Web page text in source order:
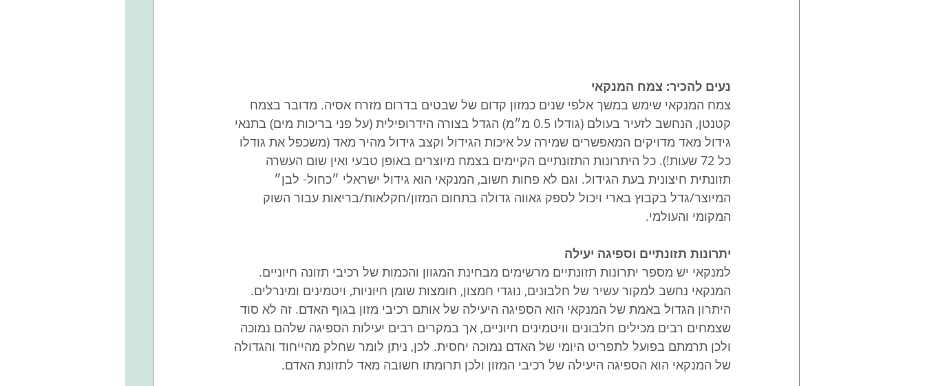
נעים להכיר: צמח המנקאי
צמח המנקאי שימש במשך אלפי שנים כמזון קדום של שבטים בדרום מזרח אסיה. מדובר בצמח
קטנטן, הנחשב לזעיר בעולם (גודלו 0.5 מ״מ) הגדל בצורה הידרופילית (על פני בריכות מים) בתנאי
גידול מאד מדויקים המאפשרים שמירה על איכות הגידול וקצב גידול מהיר מאד (משכפל את גודלו
כל 72 שעות!). כל היתרונות התזונתיים הקיימים בצמח מיוצרים באופן טבעי ואין שום העשרה
תזונתית חיצונית בעת הגידול. וגם לא פחות חשוב, המנקאי הוא גידול ישראלי ״כחול- לבן״
המיוצר/גדל בקבוץ בארי ויכול לספק גאווה גדולה בתחום המזון/חקלאות/בריאות עבור השוק
המקומי והעולמי.
יתרונות תזונתיים וספיגה יעילה
למנקאי יש מספר יתרונות תזונתיים מרשימים מבחינת המגוון והכמות של רכיבי תזונה חיוניים.
המנקאי נחשב למקור עשיר של חלבונים, נוגדי חמצון, חומצות שומן חיוניות, ויטמינים ומינרלים.
היתרון הגדול באמת של המנקאי הוא הספיגה היעילה של אותם רכיבי מזון בגוף האדם. זה לא סוד
שצמחים רבים מכילים חלבונים וויטמינים חיוניים, אך במקרים רבים יעילות הספיגה שלהם נמוכה
ולכן תרמתם בפועל לתפריט היומי של האדם נמוכה יחסית. לכן, ניתן לומר שחלק מהייחוד והגדולה
של המנקאי הוא הספיגה היעילה של רכיבי המזון ולכן תרומתו חשובה מאד לתזונת האדם.